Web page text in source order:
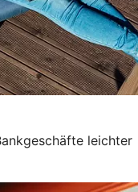
leichter